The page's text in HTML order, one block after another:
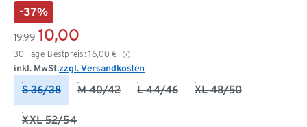
-37%
19,99 10,00
30-Tage-Bestpreis: 16,00 €
inkl. MwSt.zzgl. Versandkosten
S 36/38 M 40/42 L 44/46 XL 48/50
XXL 52/54